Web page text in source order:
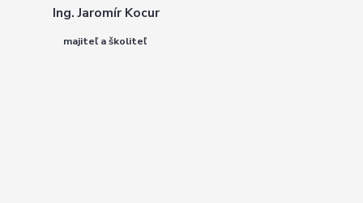
Ing. Jaromír Kocur
majiteľ a školiteľ